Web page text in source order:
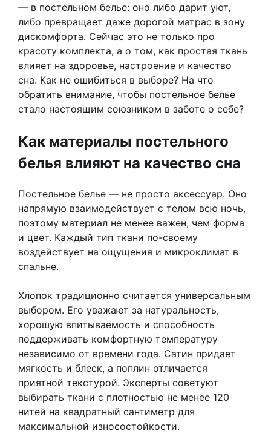
— в постельном белье: оно либо дарит уют,
либо превращает даже дорогой матрас в зону
дискомфорта. Сейчас это не только про
красоту комплекта, а о том, как простая ткань
влияет на здоровье, настроение и качество
сна. Как не ошибиться в выборе? На что
обратить внимание, чтобы постельное белье
стало настоящим союзником в заботе о себе?
Как материалы постельного
белья влияют на качество сна
Постельное белье — не просто аксессуар. Оно
напрямую взаимодействует с телом всю ночь,
поэтому материал не менее важен, чем форма
и цвет. Каждый тип ткани по-своему
воздействует на ощущения и микроклимат в
спальне.
Хлопок традиционно считается универсальным
выбором. Его уважают за натуральность,
хорошую впитываемость и способность
поддерживать комфортную температуру
независимо от времени года. Сатин придает
мягкость и блеск, а поплин отличается
приятной текстурой. Эксперты советуют
выбирать ткани с плотностью не менее 120
нитей на квадратный сантиметр для
максимальной износостойкости.